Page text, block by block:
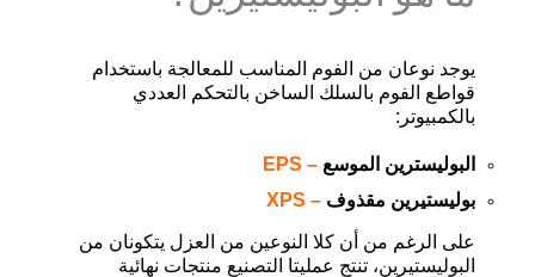
يوجد نوعان من الفوم المناسب للمعالجة باستخدام
قواطع الفوم بالسلك الساخن بالتحكم العددي
بالكمبيوتر :
البوليسترين الموسع – EPS
بوليستيرين مقذوف – XPS
على الرغم من أن كلا النوعين من العزل يتكونان من
البوليستيرين، تنتج عمليتا التصنيع منتجات نهائية